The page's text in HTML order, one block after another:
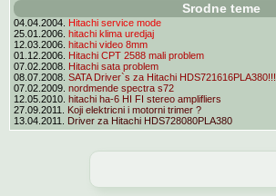
Srodne teme
04.04.2004. Hitachi service mode
25.01.2006. hitachi klima uredjaj
12.03.2006. hitachi video 8mm
01.12.2006. Hitachi CPT 2588 mali problem
07.02.2008. Hitachi sata problem
08.07.2008. SATA Driver`s za Hitachi HDS721616PLA380!!!
07.02.2009. nordmende spectra s72
12.05.2010. hitachi ha-6 HI FI stereo amplifliers
27.09.2011. Koji elektricni i motorni trimer ?
13.04.2011. Driver za Hitachi HDS728080PLA380